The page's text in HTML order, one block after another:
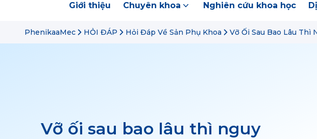
Giới thiệu Chuyên khoa Nghiên cứu khoa học
PhenikaaMec HỎI ĐÁP Hỏi Đáp Về Sản Phụ Khoa Vỡ Ối Sau Bao Lâu Thì
Vỡ ối sau bao lâu thì nguy